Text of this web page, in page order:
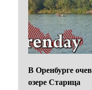
В Оренбурге
озере Старица